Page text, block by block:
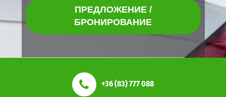
ПРЕДЛОЖЕНИЕ /
БРОНИРОВАНИЕ
+36 (83) 777 088